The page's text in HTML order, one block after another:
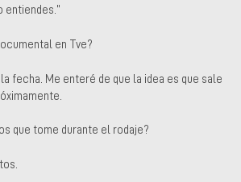
entiendes.”
en Tve?
fecha. Me enteré de que la idea es que sale
que tome durante el rodaje?